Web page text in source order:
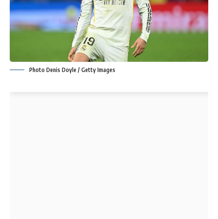
Photo Denis Doyle / Getty Images